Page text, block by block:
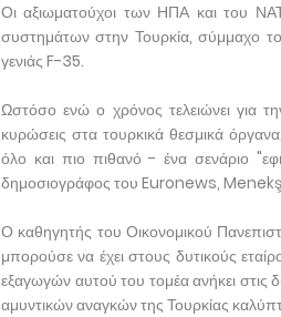
Οι αξιωματούχοι των ΗΠΑ και του
συστημάτων στην Τουρκία, σύμμαχο
γενιάς F-35.
Ωστόσο ενώ ο χρόνος τελειώνει για
κυρώσεις στα τουρκικά θεσμικά
όλο και πιο πιθανό - ένα σενάριο
δημοσιογράφος του Euronews,
Ο καθηγητής του Οικονομικού
μπορούσε να έχει στους δυτικούς
εξαγωγών αυτού του τομέα ανήκει στις
αμυντικών αναγκών της Τουρκίας